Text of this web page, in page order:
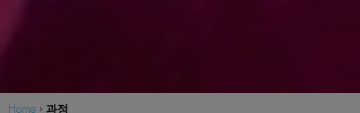
Home › 과정